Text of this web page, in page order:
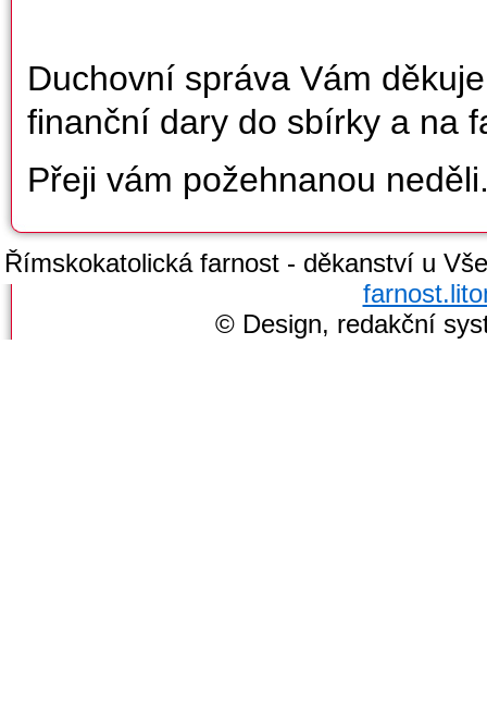
Duchovní správa Vám
finanční dary do sbírky a na
Přeji vám požehnanou
Římskokatolická farnost - děkanství u
© Design, redakční